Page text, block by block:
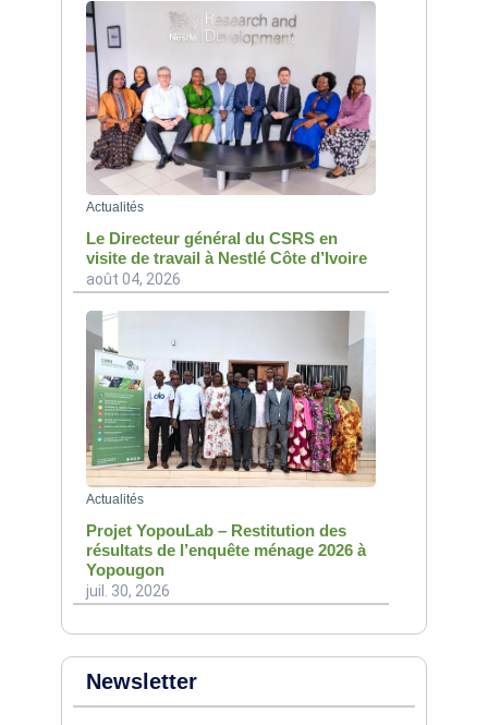
Actualités
Le Directeur général du CSRS en
visite de travail à Nestlé Côte d’Ivoire
août 04, 2026
Actualités
Projet YopouLab – Restitution des
résultats de l’enquête ménage 2026 à
Yopougon
juil. 30, 2026
Newsletter